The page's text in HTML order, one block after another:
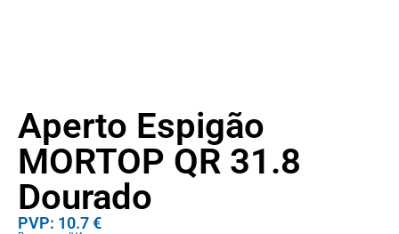
Aperto Espigão
MORTOP QR 31.8
Dourado
PVP: 10.7 €